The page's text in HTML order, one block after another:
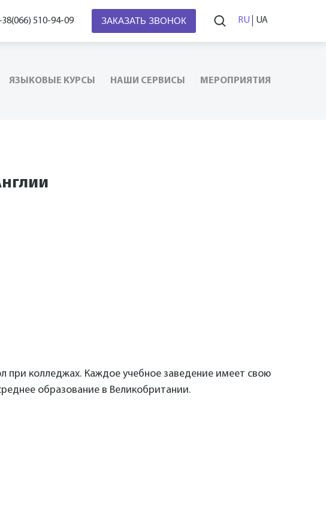
510-94-09 ЗАКАЗАТЬ ЗВОНОК RU UA
ЯЗЫКОВЫЕ КУРСЫ НАШИ СЕРВИСЫ МЕРОПРИЯТИЯ
при колледжах. Каждое учебное заведение имеет свою
образование в Великобритании.